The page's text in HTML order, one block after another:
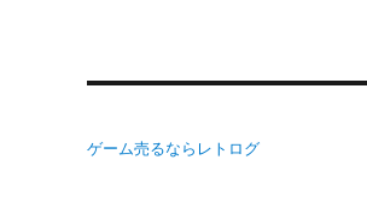
ゲーム売るならレトログ